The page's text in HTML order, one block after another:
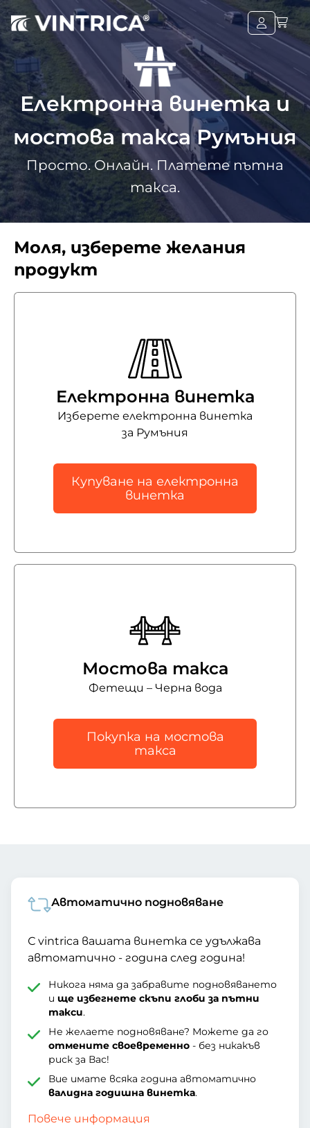
Електронна винетка и
мостова такса Румъния
Просто. Онлайн. Платете пътна
такса.
Моля, изберете желания
продукт
Електронна винетка
Изберете електронна винетка
за Румъния
Купуване на електронна
винетка
Мостова такса
Фетещи – Черна вода
Покупка на мостова
такса
Автоматично подновяване
С vintrica вашата винетка се удължава
автоматично - година след година!
Никога няма да забравите подновяването
ище избегнете скъпи глоби за пътни
такси.
Не желаете подновяване? Можете да го
отмените своевременно - без никакъв
риск за Вас!
Вие имате всяка година автоматично
валидна годишна винетка.
Повече информация